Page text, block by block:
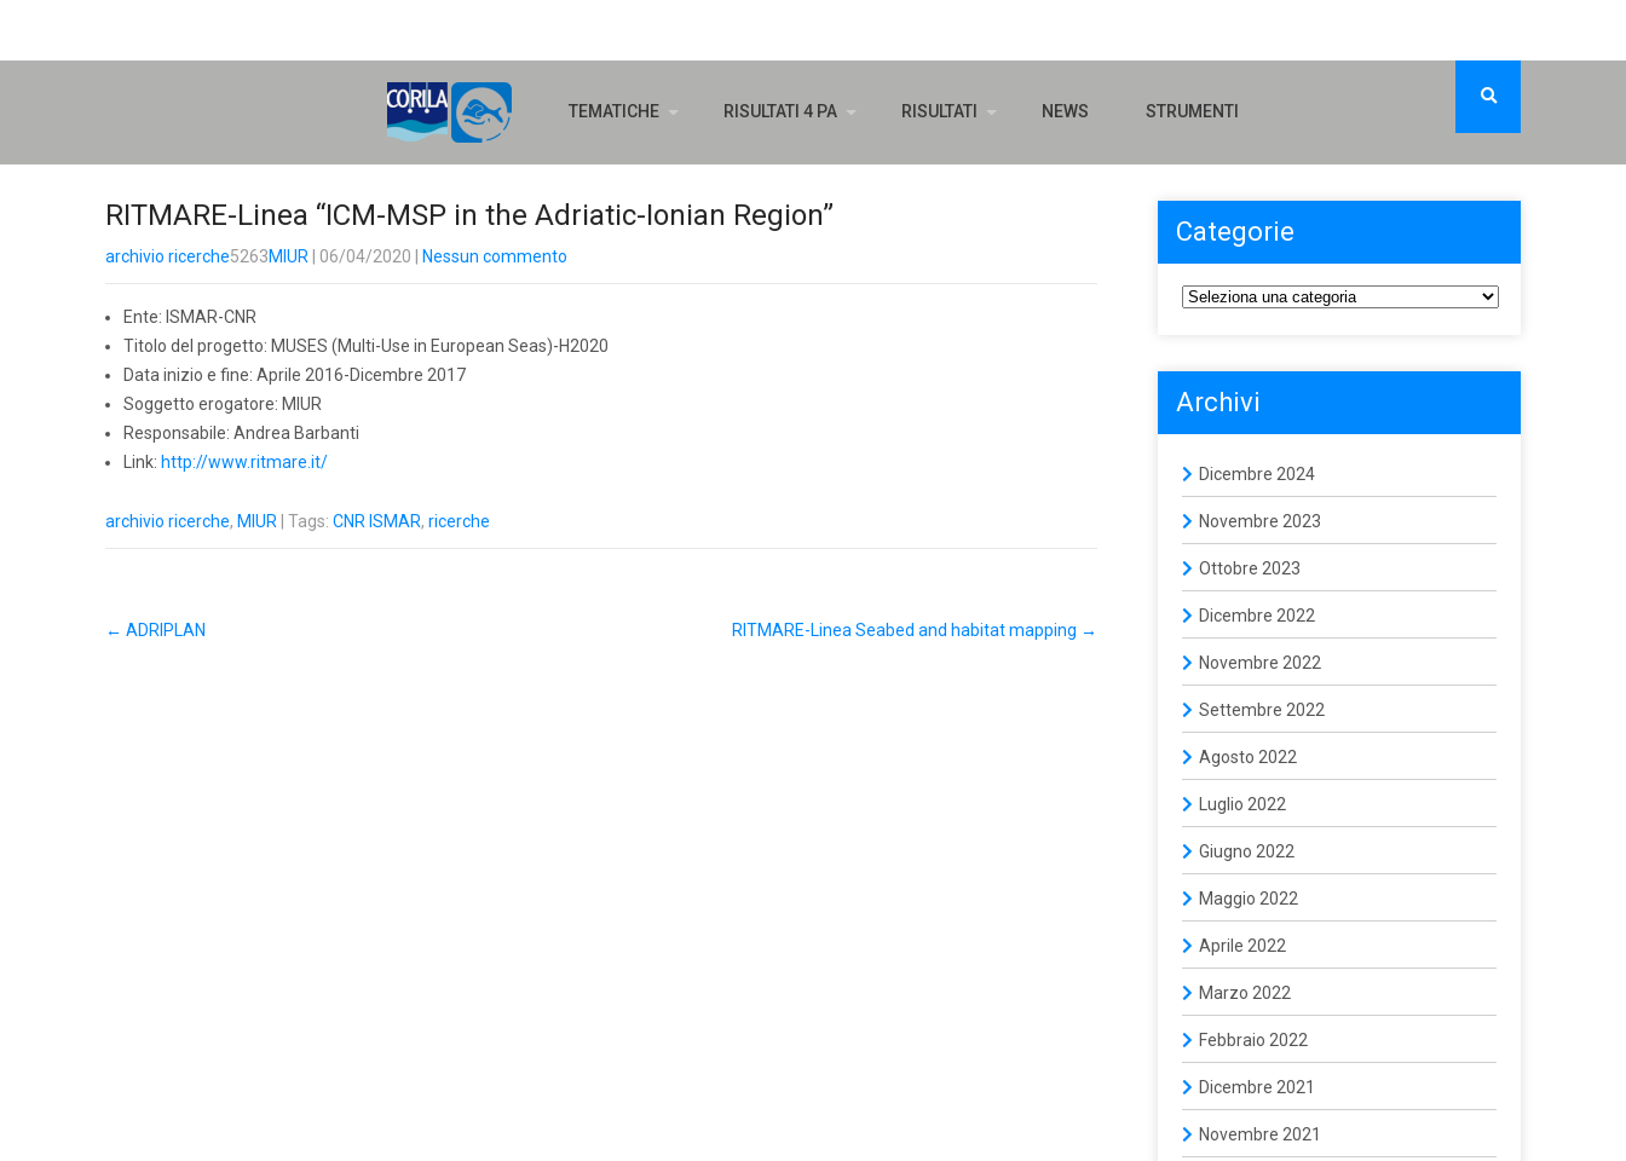
TEMATICHE RISULTATI 4 PA RISULTATI NEWS STRUMENTI
RITMARE-Linea “ICM-MSP in the Adriatic-Ionian Region”
archivio ricerche5263MIUR | 06/04/2020 Nessun commento
Ente: ISMAR-CNR
Titolo del progetto: MUSES (Multi-Use in European Seas)-H2020
Data inizio e fine: Aprile 2016-Dicembre 2017
Soggetto erogatore: MIUR
Responsabile: Andrea Barbanti
Link: http://www.ritmare.it/
archivio ricerche, MIUR | Tags: CNR ISMAR, ricerche
← ADRIPLAN RITMARE-Linea Seabed and habitat mapping →
Categorie
Archivi
Dicembre 2024
Novembre 2023
Ottobre 2023
Dicembre 2022
Novembre 2022
Settembre 2022
Agosto 2022
Luglio 2022
Giugno 2022
Maggio 2022
Aprile 2022
Marzo 2022
Febbraio 2022
Dicembre 2021
Novembre 2021